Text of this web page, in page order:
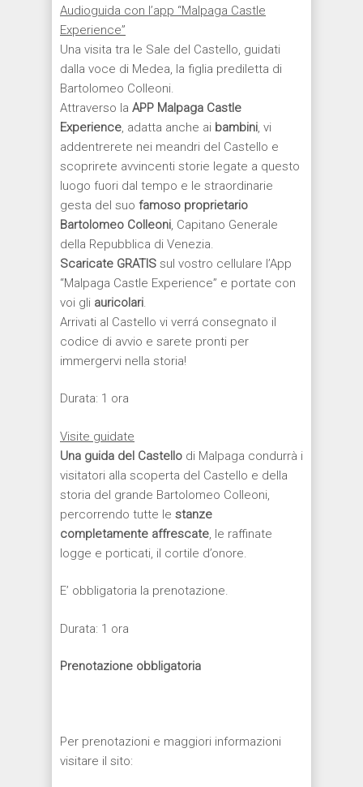
Audioguida con l’app “Malpaga Castle
Experience”
Una visita tra le Sale del Castello, guidati
dalla voce di Medea, la figlia prediletta di
Bartolomeo Colleoni.
Attraverso la APP Malpaga Castle
Experience , adatta anche ai bambini , vi
addentrerete nei meandri del Castello e
scoprirete avvincenti storie legate a questo
luogo fuori dal tempo e le straordinarie
gesta del suo famoso proprietario
Bartolomeo Colleoni , Capitano Generale
della Repubblica di Venezia.
Scaricate GRATIS sul vostro cellulare l’App
“Malpaga Castle Experience” e portate con
voi gli auricolari
Arrivati al Castello vi verrá consegnato il
codice di avvio e sarete pronti per
immergervi nella storia!
Durata: 1 ora
Visite guidate
Una guida del Castello di Malpaga condurrà i
visitatori alla scoperta del Castello e della
storia del grande Bartolomeo Colleoni,
percorrendo tutte le stanze
completamente affrescate , le raffinate
logge e porticati, il cortile d’onore.
E’ obbligatoria la prenotazione.
Durata: 1 ora
Prenotazione obbligatoria
Per prenotazioni e maggiori informazioni
visitare il sito: